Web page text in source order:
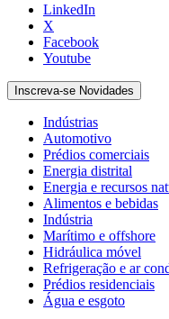
LinkedIn
X
Facebook
Youtube
Inscreva-se Novidades
Indústrias
Automotivo
Prédios comerciais
Energia distrital
Energia e recursos
Alimentos e bebidas
Indústria
Marítimo e offshore
Hidráulica móvel
Refrigeração e ar
Prédios residenciais
Água e esgoto